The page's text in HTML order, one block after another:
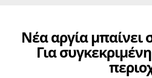
Νέα αργία μπαίνει
Για